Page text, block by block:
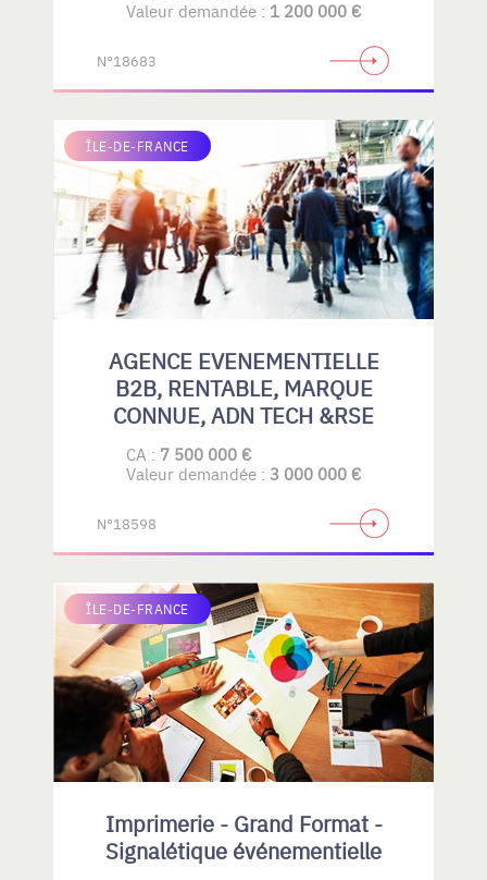
Valeur demandée : 1 200 000 €
N°18683
ÎLE-DE-FRANCE
AGENCE EVENEMENTIELLE
B2B, RENTABLE, MARQUE
CONNUE, ADN TECH &RSE
CA : 7 500 000 €
Valeur demandée : 3 000 000 €
N°18598
ÎLE-DE-FRANCE
Imprimerie - Grand Format -
Signalétique événementielle